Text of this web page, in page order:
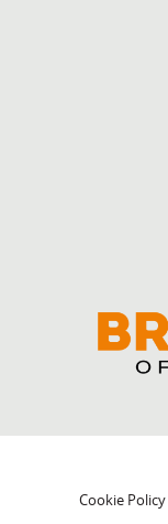
Cookie Policy